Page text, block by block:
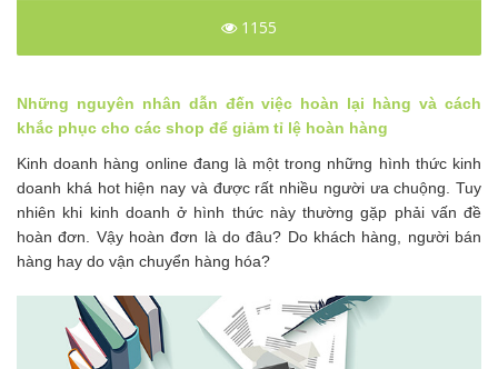
1155
Những nguyên nhân dẫn đến việc hoàn lại hàng và cách
khắc phục cho các shop để giảm tỉ lệ hoàn hàng
Kinh doanh hàng online đang là một trong những hình thức kinh
doanh khá hot hiện nay và được rất nhiều người ưa chuộng. Tuy
nhiên khi kinh doanh ở hình thức này thường gặp phải vấn đề
hoàn đơn. Vậy hoàn đơn là do đâu? Do khách hàng, người bán
hàng hay do vận chuyển hàng hóa?